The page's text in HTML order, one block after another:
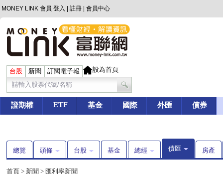
MONEY LINK 會員 登入 註冊 會員中心
台股 新聞 訂閱電子報 設為首頁
證期權 ETF 基金 國際 外匯 債券
總覽 頭條 台股 基金 總經 債匯 房產
首頁 > 新聞 > 匯利率新聞